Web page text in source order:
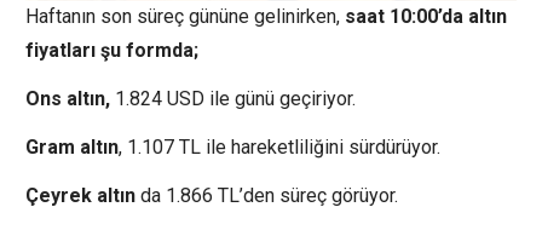
Haftanın son süreç gününe gelinirken, saat 10:00’da altın
fiyatları şu formda;
Ons altın, 1.824 USD ile günü geçiriyor.
Gram altın, 1.107 TL ile hareketliliğini sürdürüyor.
Çeyrek altın da 1.866 TL’den süreç görüyor.